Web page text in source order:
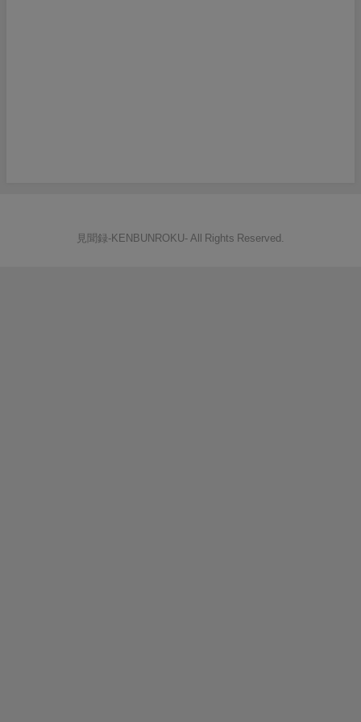
見聞録‐KENBUNROKU- All Rights Reserved.